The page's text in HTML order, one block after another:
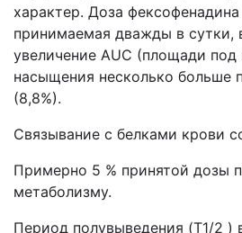
характер. Доза
принимаемая дважды в сутки,
увеличение AUC (площади
насыщения несколько больше
(8,8%).
Связывание с белками крови
Примерно 5 % принятой дозы
метаболизму.
Период полувыведения (T1/2 )